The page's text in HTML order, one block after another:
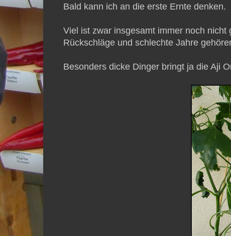
Bald kann ich an die erste Ernte denken.
Viel ist zwar insgesamt immer noch
Rückschläge und schlechte Jahre
Besonders dicke Dinger bringt ja die Aji